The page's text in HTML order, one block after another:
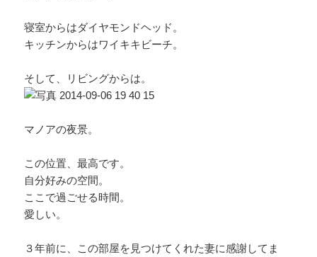
寝室からはダイヤモンドヘッド。
キッチンからはワイキキビーチ。
そして、リビングからは。
マノアの夜景。
この位置、最高です。
自分好みの空間。
ここで過ごせる時間。
愛しい。
３年前に、この部屋を見つけてくれた妻に感謝してま